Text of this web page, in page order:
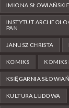
IMIONA SŁOWIAŃSKIE
INSTYTUT
PAN
JANUSZ CHRISTA
KOMIKS KOMIKS
KSIĘGARNIA
KULTURA LUDOWA